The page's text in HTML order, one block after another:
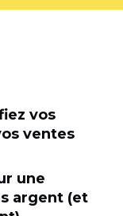
vos
ventes
une
argent (et